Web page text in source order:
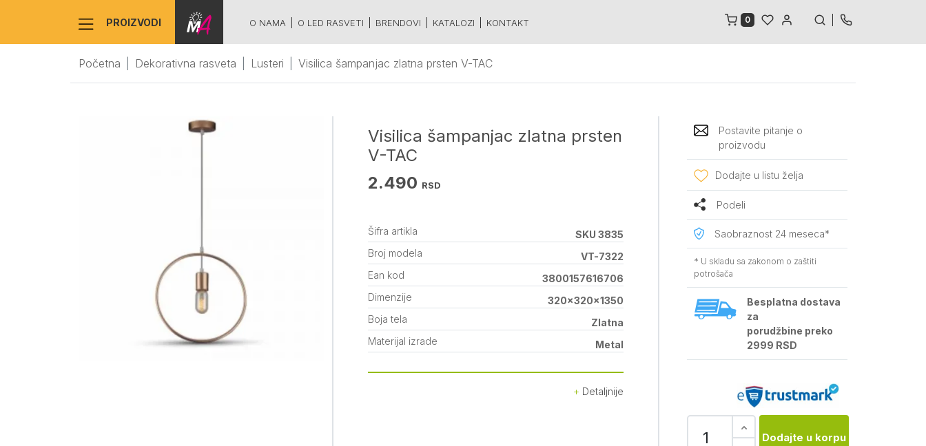
PROIZVODI O NAMA O LED RASVETI BRENDOVI KATALOZI KONTAKT 0
Početna Dekorativna rasveta Lusteri Visilica šampanjac zlatna prsten V-TAC
Visilica šampanjac zlatna prsten
V-TAC
2.490 RSD
Šifra artikla
SKU 3835
Broj modela
VT-7322
Ean kod
3800157616706
Dimenzije
320x320x1350
Boja tela
Zlatna
Materijal izrade
Metal
Detaljnije
Postavite pitanje o
proizvodu
Dodajte u listu želja
Podeli
Saobraznost 24 meseca*
* U skladu sa zakonom o zaštiti
potrošača
Besplatna dostava
za
porudžbine preko
2999 RSD
Dodajte u korpu